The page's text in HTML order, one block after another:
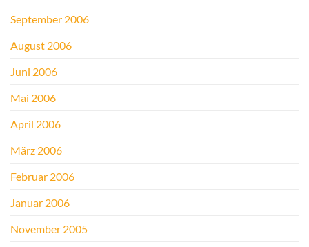
September 2006
August 2006
Juni 2006
Mai 2006
April 2006
März 2006
Februar 2006
Januar 2006
November 2005